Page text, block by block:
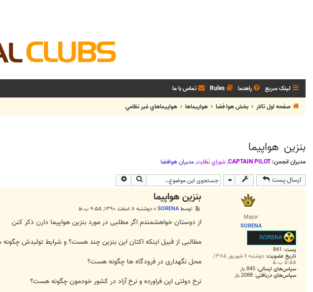
لینک سریع راهنما Rules تماس با ما
صفحه اول تالار
بخش هوا فضا هواپيماها هواپيماهاي غير نظامي
بنزین هواپیما
مدیران انجمن: CAPTAIN PILOT
,شوراي نظارت,مديران هوافضا
ارسال پست جستجو
Major
SORENA
پست: 841
تاریخ عضویت: دوشنبه ۶ شهریور ۱۳۸۵,
۵:۵۵ ب.ظ
سپاس‌های ارسالی: 845 بار
سپاس‌های دریافتی: 2088 بار
بنزین هواپیما
ت
توسطSORENA
»دوشنبه ۸ اسفند ۱۳۹۰, ۹:۵۵ ب.ظ
از دوستان خواهشمندم اگر مطلبی در مورد بنزین هواپیما دارن ذکر کنن
مطالبی از قبیل اینکه اکتان این بنزین چند هست؟ و شرایط تولیدش
محل نگهداری در فرودگاه ها چگونه هست؟
نرخ دولتی این فراورده و نرخ آزاد در کشور خودمون چگونه هست؟